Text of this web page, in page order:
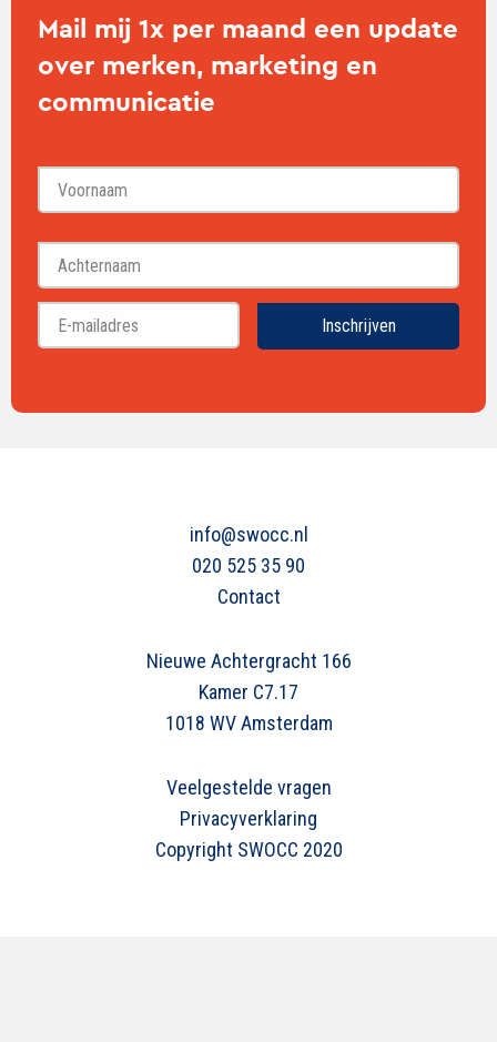
Mail mij 1x per maand een update
over merken, marketing en
communicatie
Voornaam
Inschrijven
info@swocc.nl
020 525 35 90
Contact
Nieuwe Achtergracht 166
Kamer C7.17
1018 WV Amsterdam
Veelgestelde vragen
Privacyverklaring
Copyright SWOCC 2020